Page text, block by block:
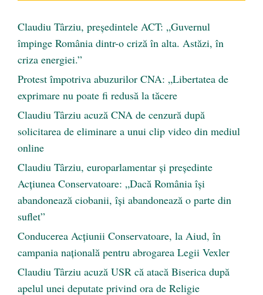
Claudiu Târziu, președintele ACT: „Guvernul
împinge România dintr-o criză în alta. Astăzi, în
criza energiei.”
Protest împotriva abuzurilor CNA: „Libertatea de
exprimare nu poate fi redusă la tăcere
Claudiu Târziu acuză CNA de cenzură după
solicitarea de eliminare a unui clip video din mediul
online
Claudiu Târziu, europarlamentar și președinte
Acțiunea Conservatoare: „Dacă România își
abandonează ciobanii, își abandonează o parte din
suflet”
Conducerea Acțiunii Conservatoare, la Aiud, în
campania națională pentru abrogarea Legii Vexler
Claudiu Târziu acuză USR că atacă Biserica după
apelul unei deputate privind ora de Religie